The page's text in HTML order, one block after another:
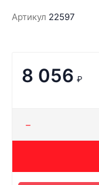
Артикул 22597
8 056 ₽